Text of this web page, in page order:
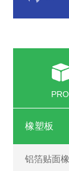
橡塑板
铝箔贴面